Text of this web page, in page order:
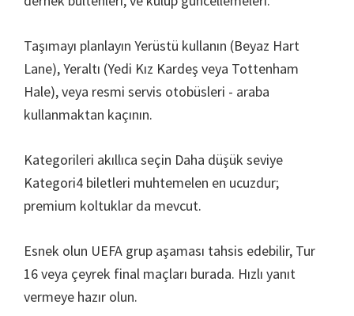
Taşımayı planlayın Yerüstü kullanın (Beyaz Hart
Lane), Yeraltı (Yedi Kız Kardeş veya Tottenham
Hale), veya resmi servis otobüsleri - araba
kullanmaktan kaçının.
Kategorileri akıllıca seçin Daha düşük seviye
Kategori4 biletleri muhtemelen en ucuzdur;
premium koltuklar da mevcut.
Esnek olun UEFA grup aşaması tahsis edebilir, Tur
16 veya çeyrek final maçları burada. Hızlı yanıt
vermeye hazır olun.